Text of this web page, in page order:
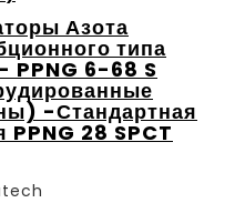
Азота
типа
PPNG 6-68 S
-Стандартная
PPNG 28 SPCT